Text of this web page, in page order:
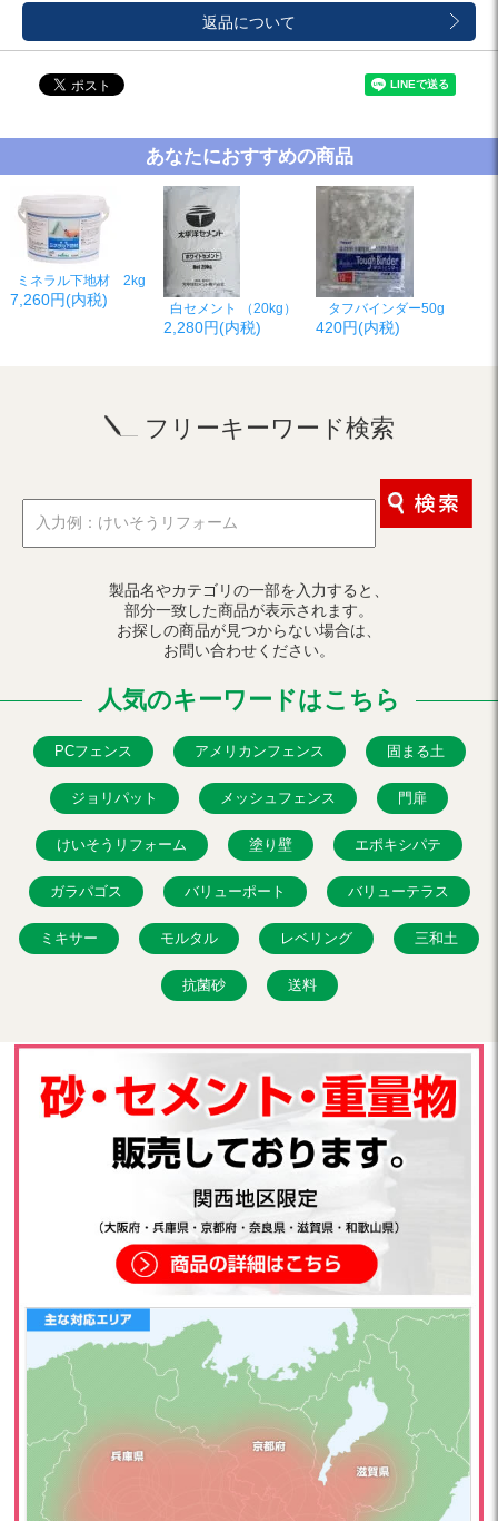
返品について
あなたにおすすめの商品
ミネラル下地材 2kg
7,260円(内税) 白セメント （20kg）
2,280円(内税)
タフバインダー50g
420円(内税)
フリーキーワード検索
製品名やカテゴリの一部を入力すると、
部分一致した商品が表示されます。
お探しの商品が見つからない場合は、
お問い合わせください。
人気のキーワードはこちら
PCフェンス アメリカンフェンス 固まる土
ジョリパット メッシュフェンス 門扉
けいそうリフォーム 塗り壁 エポキシパテ
ガラパゴス バリューポート バリューテラス
ミキサー モルタル レベリング 三和土
抗菌砂 送料